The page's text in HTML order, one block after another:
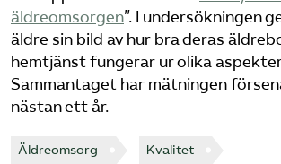
Bli medlem
Logga in på Arbetsgivarguiden
äldreomsorgen”. I undersökningen
äldre sin bild av hur bra deras
hemtjänst fungerar ur olika
Sammantaget har mätningen
nästan ett år.
Äldreomsorg Kvalitet